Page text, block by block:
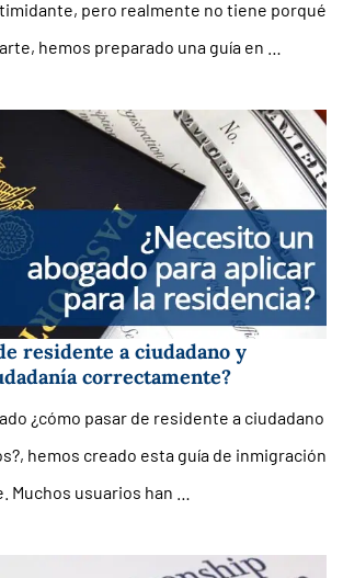
pero realmente no tiene porqué
hemos preparado una guía en …
residente a ciudadano y
correctamente?
¿cómo pasar de residente a ciudadano
hemos creado esta guía de inmigración
Muchos usuarios han …